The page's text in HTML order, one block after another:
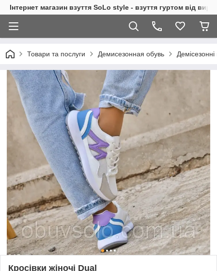
Інтернет магазин взуття SoLo style - взуття гуртом від
Товари та послуги Демисезонная обувь Демісезонні
Кросівки жіночі Dual